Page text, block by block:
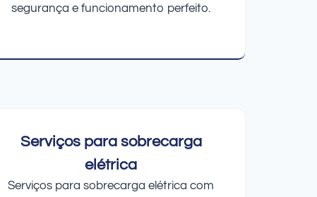
segurança e funcionamento perfeito.
Serviços para sobrecarga
elétrica
Serviços para sobrecarga elétrica com